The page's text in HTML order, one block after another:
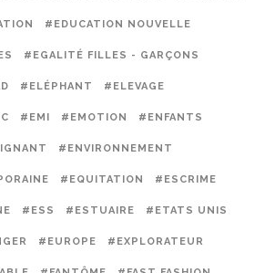
#EDUCATION NOUVELLE
#EGALITÉ FILLES - GARÇONS
#ELÉPHANT #ELEVAGE
#EMI #EMOTION #ENFANTS
#ENVIRONNEMENT
#EQUITATION #ESCRIME
#ESS #ESTUAIRE #ETATS UNIS
#EUROPE #EXPLORATEUR